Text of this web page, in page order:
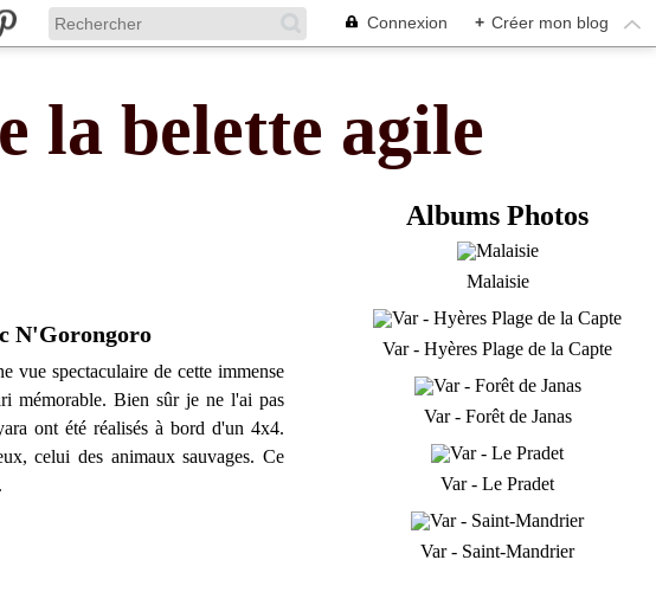
Connexion + Créer mon blog
la belette agile
N'Gorongoro
vue spectaculaire de cette immense
mémorable. Bien sûr je ne l'ai pas
ont été réalisés à bord d'un 4x4.
celui des animaux sauvages. Ce
Albums Photos
Malaisie
Var - Hyères Plage de la Capte
Var - Forêt de Janas
Var - Le Pradet
Var - Saint-Mandrier